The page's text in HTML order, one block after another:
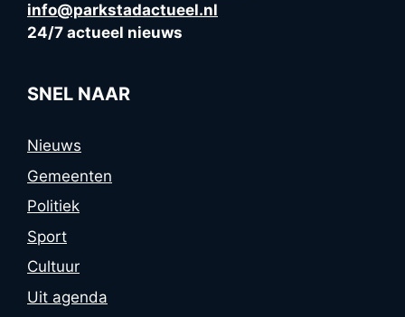
info@parkstadactueel.nl
24/7 actueel nieuws
SNEL NAAR
Nieuws
Gemeenten
Politiek
Sport
Cultuur
Uit agenda